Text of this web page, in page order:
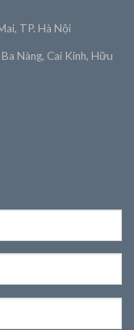
TP. Hà Nội
Nàng, Cai Kinh, Hữu